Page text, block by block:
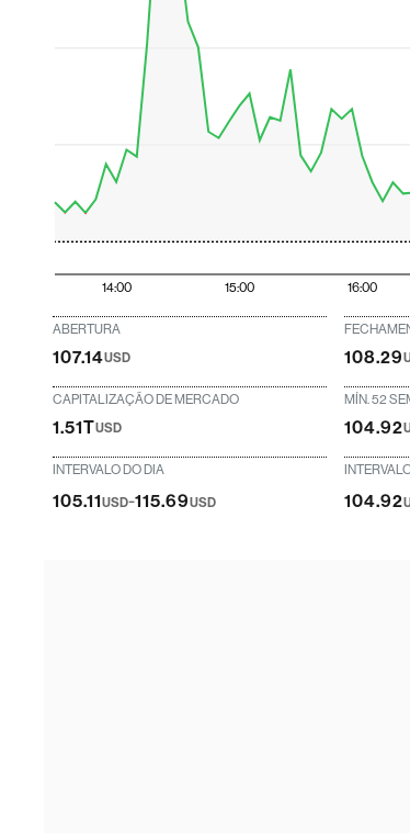
14:00 15:00 16:00
ABERTURA
107.14USD 108.29
CAPITALIZAÇÃO DE MERCADO
1.51TUSD
MÍN. 52
104.92
INTERVALO DO DIA
105.11USD-115.69USD 104.92